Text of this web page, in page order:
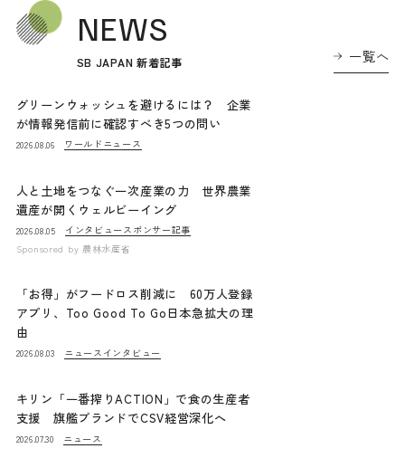
NEWS
SB JAPAN 新着記事 一覧へ
グリーンウォッシュを避けるには？ 企業
が情報発信前に確認すべき5つの問い
2026.08.06 ワールドニュース
人と土地をつなぐ一次産業の力 世界農業
遺産が開くウェルビーイング
2026.08.05 インタビュー スポンサー記事
Sponsored by 農林水産省
「お得」がフードロス削減に 60万人登録
アプリ、Too Good To Go日本急拡大の理
由
2026.08.03 ニュース インタビュー
キリン「一番搾りACTION」で食の生産者
支援 旗艦ブランドでCSV経営深化へ
2026.07.30 ニュース